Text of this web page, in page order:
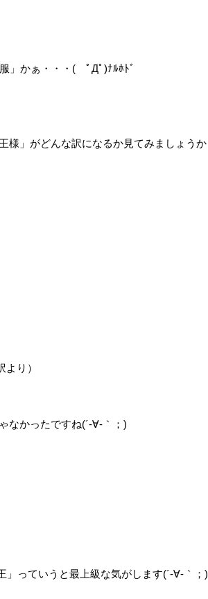
」かぁ・・・( ﾟДﾟ)ﾅﾙﾎﾄﾞ
様」がどんな訳になるか見てみましょうか
り）
なかったですね(´-∀-｀；)
」っていうと最上級な気がします(´-∀-｀；)